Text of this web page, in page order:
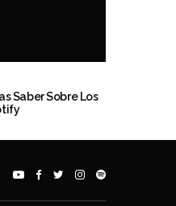
Saber Sobre Los